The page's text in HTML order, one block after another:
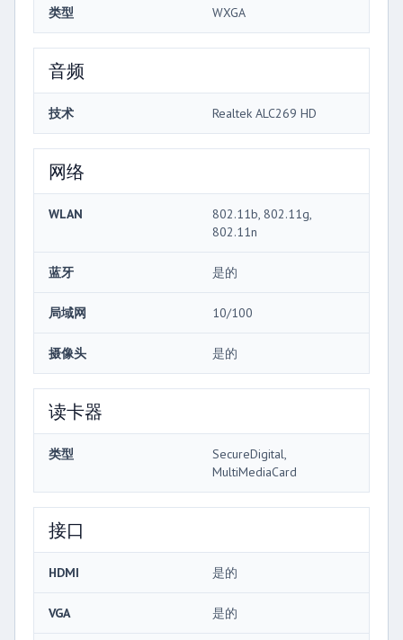
类型 WXGA
音频
技术 Realtek ALC269 HD
网络
WLAN
802.11b, 802.11g,
802.11n
蓝牙 是的
局域网 10/100
摄像头 是的
读卡器
类型
SecureDigital,
MultiMediaCard
接口
HDMI 是的
VGA 是的